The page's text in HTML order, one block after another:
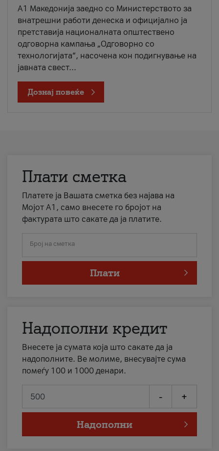
A1 Македонија заедно со Министерството за
внатрешни работи денеска и официјално ја
претставија националната општествено
одговорна кампања „Одговорно со
технологијата“, насочена кон подигнување на
јавната свест...
Дознај повеќе
Плати сметка
Платете ја Вашата сметка без најава на
Мојот А1, само внесете го бројот на
фактурата што сакате да ја платите.
Број на сметка
Плати
Надополни кредит
Внесете ја сумата која што сакате да ја
надополните. Ве молиме, внесувајте сума
помеѓу 100 и 1000 денари.
- +
Надополни